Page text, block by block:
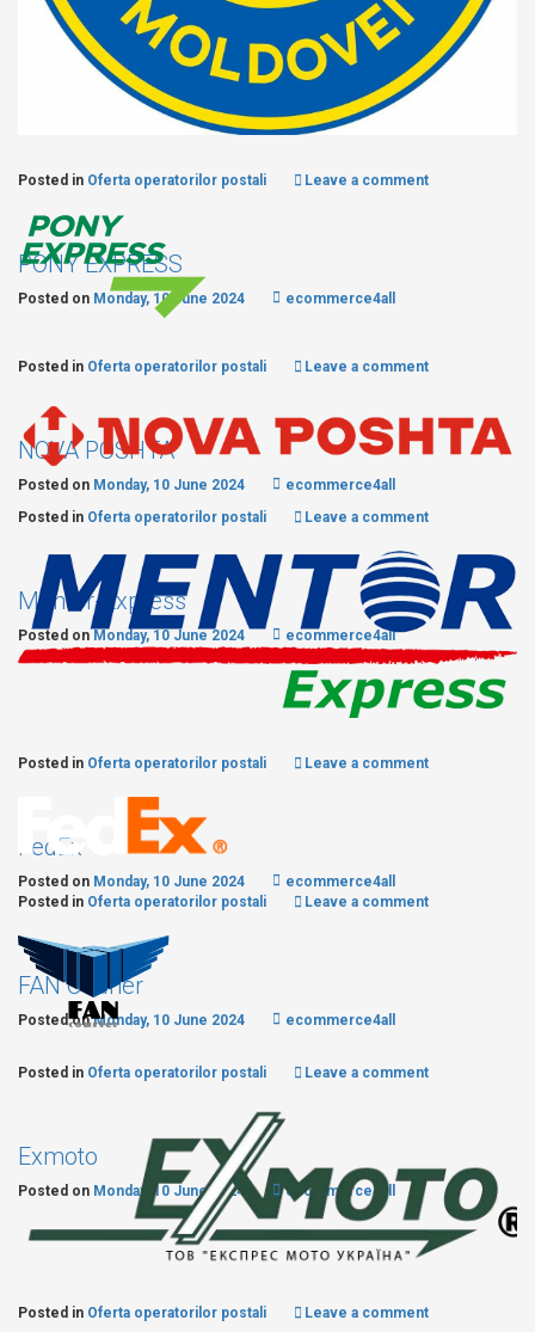
Posted in Oferta operatorilor postali Leave a comment
PONY EXPRESS
Posted on Monday, 10 June 2024 ecommerce4all
Posted in Oferta operatorilor postali Leave a comment
NOVA POSHTA
Posted on Monday, 10 June 2024
ecommerce4all
Posted in Oferta operatorilor postali Leave a comment
Mentor-Express
Posted on Monday, 10 June 2024 ecommerce4all
Posted in Oferta operatorilor postali Leave a comment
FedEx
Posted on Monday, 10 June 2024
ecommerce4all
Posted in Oferta operatorilor postali Leave a comment
FAN Courier
Posted onMonday, 10 June 2024 ecommerce4all
Posted in Oferta operatorilor postali Leave a comment
Exmoto
Posted on Monday, 10 June 2024 ecommerce4all
Posted in Oferta operatorilor postali Leave a comment